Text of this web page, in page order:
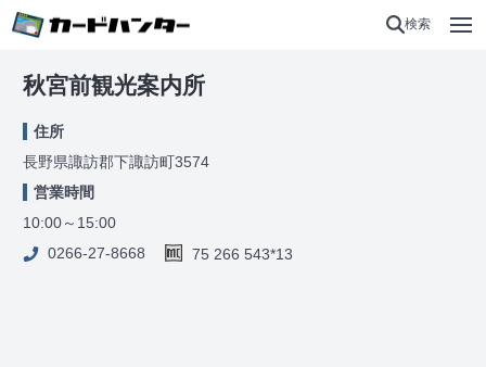
検索
秋宮前観光案内所
住所
長野県諏訪郡下諏訪町3574
営業時間
10:00～15:00
0266-27-8668
75 266 543*13